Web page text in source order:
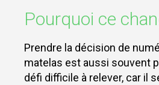
Pourquoi ce
Prendre la décision de
matelas est aussi souvent
défi difficile à relever, car il